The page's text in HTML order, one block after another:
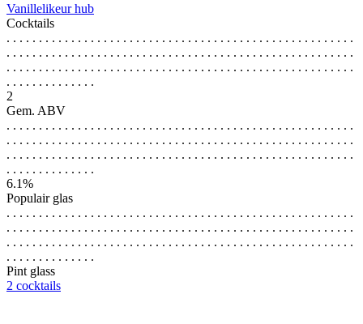
Vanillelikeur hub
Cocktails
. . . . . . . . . . . . . . . . . . . . . . . . . . . . . . . . . . . . . . . . . . . . . . . . . . . . . .
. . . . . . . . . . . . . . . . . . . . . . . . . . . . . . . . . . . . . . . . . . . . . . . . . . . . . .
. . . . . . . . . . . . . . . . . . . . . . . . . . . . . . . . . . . . . . . . . . . . . . . . . . . . . .
. . . . . . . . . . . . . .
2
Gem. ABV
. . . . . . . . . . . . . . . . . . . . . . . . . . . . . . . . . . . . . . . . . . . . . . . . . . . . . .
. . . . . . . . . . . . . . . . . . . . . . . . . . . . . . . . . . . . . . . . . . . . . . . . . . . . . .
. . . . . . . . . . . . . . . . . . . . . . . . . . . . . . . . . . . . . . . . . . . . . . . . . . . . . .
. . . . . . . . . . . . . .
6.1%
Populair glas
. . . . . . . . . . . . . . . . . . . . . . . . . . . . . . . . . . . . . . . . . . . . . . . . . . . . . .
. . . . . . . . . . . . . . . . . . . . . . . . . . . . . . . . . . . . . . . . . . . . . . . . . . . . . .
. . . . . . . . . . . . . . . . . . . . . . . . . . . . . . . . . . . . . . . . . . . . . . . . . . . . . .
. . . . . . . . . . . . . .
Pint glass
2 cocktails